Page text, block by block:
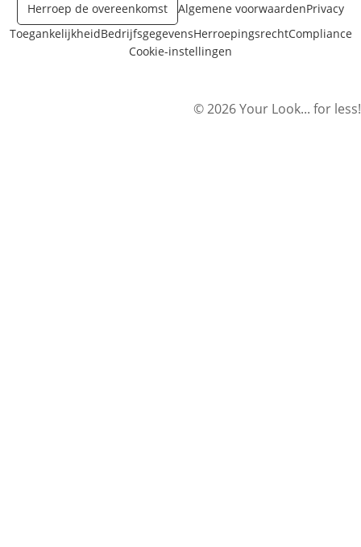
Herroep de overeenkomst Algemene voorwaardenPrivacy
ToegankelijkheidBedrijfsgegevensHerroepingsrechtCompliance
Cookie-instellingen
© 2026 Your Look... for less!